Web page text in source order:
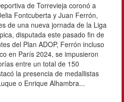
de Torrevieja coronó a
Fontcuberta y Juan Ferrón,
de una nueva jornada de la Liga
disputada este pasado fin de
del Plan ADOP, Ferrón incluso
en París 2024, se impusieron
entre un total de 150
la presencia de medallistas
o Enrique Alhambra...